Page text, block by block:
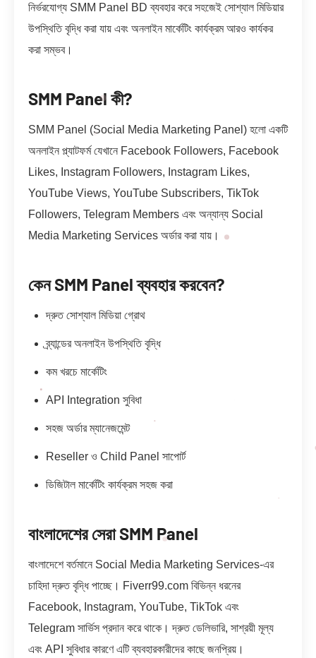
নির্ভরযোগ্য SMM Panel BD ব্যবহার করে সহজেই সোশ্যাল মিডিয়ার
উপস্থিতি বৃদ্ধি করা যায় এবং অনলাইন মার্কেটিং কার্যক্রম আরও কার্যকর
করা সম্ভব।
SMM Panel কী?
SMM Panel (Social Media Marketing Panel) হলো একটি
অনলাইন প্ল্যাটফর্ম যেখানে Facebook Followers, Facebook
Likes, Instagram Followers, Instagram Likes,
YouTube Views, YouTube Subscribers, TikTok
Followers, Telegram Members এবং অন্যান্য Social
Media Marketing Services অর্ডার করা যায়।
কেন SMM Panel ব্যবহার করবেন?
দ্রুত সোশ্যাল মিডিয়া গ্রোথ
ব্র্যান্ডের অনলাইন উপস্থিতি বৃদ্ধি
কম খরচে মার্কেটিং
API Integration সুবিধা
সহজ অর্ডার ম্যানেজমেন্ট
Reseller ও Child Panel সাপোর্ট
ডিজিটাল মার্কেটিং কার্যক্রম সহজ করা
বাংলাদেশের সেরা SMM Panel
বাংলাদেশে বর্তমানে Social Media Marketing Services-এর
চাহিদা দ্রুত বৃদ্ধি পাচ্ছে। Fiverr99.com বিভিন্ন ধরনের
Facebook, Instagram, YouTube, TikTok এবং
Telegram সার্ভিস প্রদান করে থাকে। দ্রুত ডেলিভারি, সাশ্রয়ী মূল্য
এবং API সুবিধার কারণে এটি ব্যবহারকারীদের কাছে জনপ্রিয়।